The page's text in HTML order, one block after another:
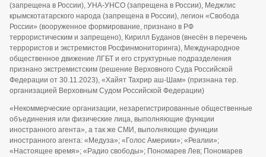
(запрещена в России), УНА-УНСО (запрещена в России), Меджлис
крымскотатарского народа (запрещена в России), легион «Свобода
России» (вооруженное формирование, признано в РФ
террористическим и запрещено), Кирилл Буданов (внесён в перечень
террористов и экстремистов Росфинмониторинга), Международное
общественное движение ЛГБТ и его структурные подразделения
признано экстремистским (решение Верховного Суда Российской
Федерации от 30.11.2023), «Хайят Тахрир аш-Шам» (признана тер.
организацией Верховным Судом Российской Федерации)
«Некоммерческие организации, незарегистрированные общественные
объединения или физические лица, выполняющие функции
иностранного агента», а так же СМИ, выполняющие функции
иностранного агента: «Медуза»; «Голос Америки»; «Реалии»;
«Настоящее время»; «Радио свободы»; Пономарев Лев; Пономарев